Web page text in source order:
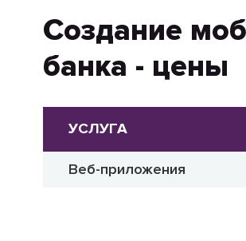
Создание
банка - цены
УСЛУГА
Веб-приложения